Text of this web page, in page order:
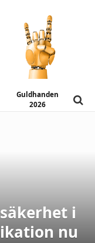
Guldhanden
2026
i
nu